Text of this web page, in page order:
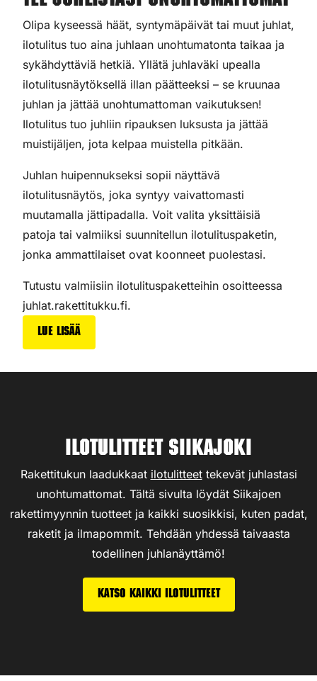
Olipa kyseessä häät, syntymäpäivät tai muut juhlat,
ilotulitus tuo aina juhlaan unohtumatonta taikaa ja
sykähdyttäviä hetkiä. Yllätä juhlaväki upealla
ilotulitusnäytöksellä illan päätteeksi – se kruunaa
juhlan ja jättää unohtumattoman vaikutuksen!
Ilotulitus tuo juhliin ripauksen luksusta ja jättää
muistijäljen, jota kelpaa muistella pitkään.
Juhlan huipennukseksi sopii näyttävä
ilotulitusnäytös, joka syntyy vaivattomasti
muutamalla jättipadalla. Voit valita yksittäisiä
patoja tai valmiiksi suunnitellun ilotulituspaketin,
jonka ammattilaiset ovat koonneet puolestasi.
Tutustu valmiisiin ilotulituspaketteihin osoitteessa
juhlat.rakettitukku.fi.
Lue lisää
Ilotulitteet Siikajoki
Rakettitukun laadukkaat ilotulitteettekevät juhlastasi
unohtumattomat. Tältä sivulta löydät Siikajoen
rakettimyynnin tuotteet ja kaikki suosikkisi, kuten padat,
raketit ja ilmapommit. Tehdään yhdessä taivaasta
todellinen juhlanäyttämö!
Katso kaikki ilotulitteet